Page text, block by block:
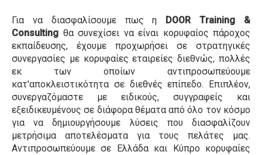
Για να διασφαλίσουμε πως η
DOOR Τraining &
Consulting θα συνεχίσει να είναι κορυφαίος πάροχος
εκπαίδευσης, έχουμε προχωρήσει σε στρατηγικές
συνεργασίες με κορυφαίες εταιρείες διεθνώς, πολλές
εκ των οποίων αντιπροσωπεύουμε
κατ'αποκλειστικότητα σε διεθνές επίπεδο. Επιπλέον,
συνεργαζόμαστε με ειδικούς, συγγραφείς και
εξειδικευμένους σε διάφορα θέματα από όλο τον κόσμο
για να δημιουργήσουμε λύσεις που διασφαλίζουν
μετρήσιμα αποτελέσματα για τους πελάτες μας.
Αντιπροσωπεύουμε σε Ελλάδα και Κύπρο κορυφαίες